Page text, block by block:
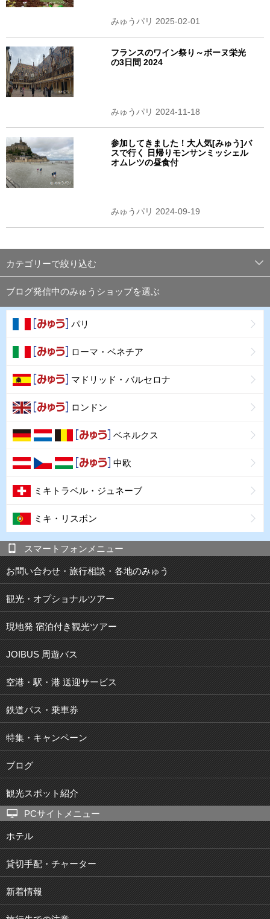
みゅうパリ 2025-02-01
フランスのワイン祭り～ボーヌ栄光
の3日間 2024
みゅうパリ 2024-11-18
参加してきました！大人気[みゅう]バ
スで行く 日帰りモンサンミッシェル
オムレツの昼食付
みゅうパリ 2024-09-19
カテゴリーで絞り込む
ブログ発信中のみゅうショップを選ぶ
パリ
ローマ・ベネチア
マドリッド・バルセロナ
ロンドン
ベネルクス
中欧
ミキトラベル・ジュネーブ
ミキ・リスボン
スマートフォンメニュー
お問い合わせ・旅行相談・各地のみゅう
観光・オプショナルツアー
現地発 宿泊付き観光ツアー
JOIBUS 周遊バス
空港・駅・港 送迎サービス
鉄道パス・乗車券
特集・キャンペーン
ブログ
観光スポット紹介
PCサイトメニュー
ホテル
貸切手配・チャーター
新着情報